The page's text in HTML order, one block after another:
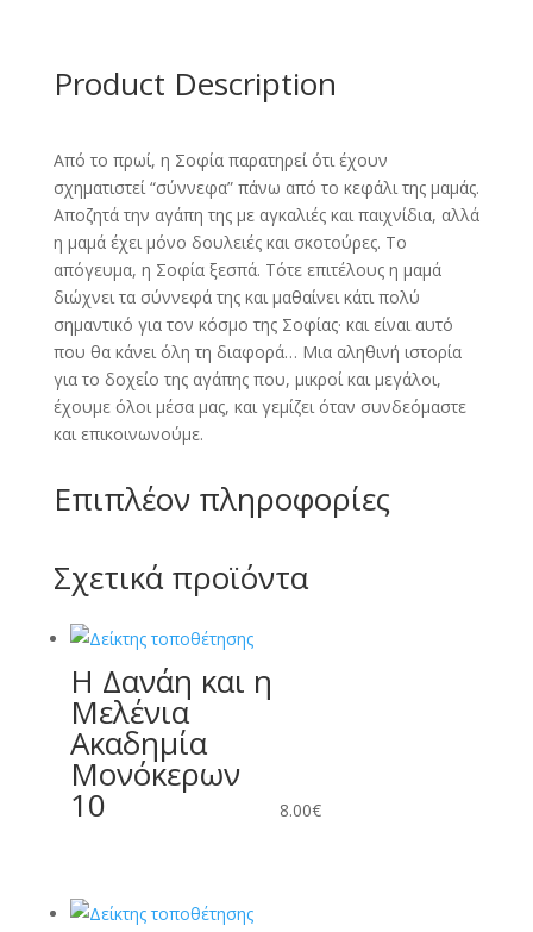
Product Description
Από το πρωί, η Σοφία παρατηρεί ότι έχουν
σχηματιστεί “σύννεφα” πάνω από το κεφάλι της μαμάς.
Αποζητά την αγάπη της με αγκαλιές και παιχνίδια, αλλά
η μαμά έχει μόνο δουλειές και σκοτούρες. Το
απόγευμα, η Σοφία ξεσπά. Τότε επιτέλους η μαμά
διώχνει τα σύννεφά της και μαθαίνει κάτι πολύ
σημαντικό για τον κόσμο της Σοφίας· και είναι αυτό
που θα κάνει όλη τη διαφορά… Μια αληθινή ιστορία
για το δοχείο της αγάπης που, μικροί και μεγάλοι,
έχουμε όλοι μέσα μας, και γεμίζει όταν συνδεόμαστε
και επικοινωνούμε.
Επιπλέον πληροφορίες
Σχετικά προϊόντα
Η Δανάη και η
Μελένια
Ακαδημία
Μονόκερων
10 8.00€